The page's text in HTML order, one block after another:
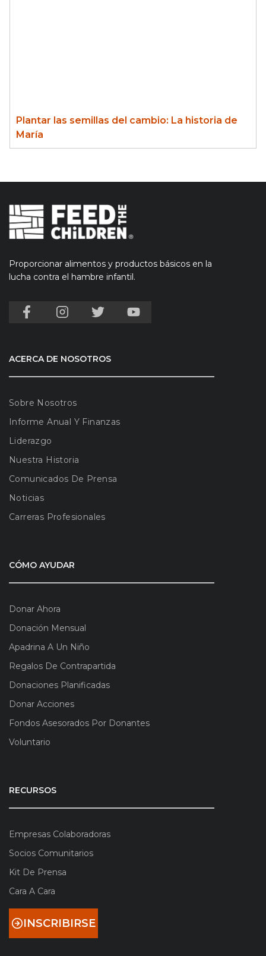
Plantar las semillas del cambio: La historia de
María
Proporcionar alimentos y productos básicos en la
lucha contra el hambre infantil.
ACERCA DE NOSOTROS
Sobre Nosotros
Informe Anual Y Finanzas
Liderazgo
Nuestra Historia
Comunicados De Prensa
Noticias
Carreras Profesionales
CÓMO AYUDAR
Donar Ahora
Donación Mensual
Apadrina A Un Niño
Regalos De Contrapartida
Donaciones Planificadas
Donar Acciones
Fondos Asesorados Por Donantes
Voluntario
RECURSOS
Empresas Colaboradoras
Socios Comunitarios
Kit De Prensa
Cara A Cara
INSCRIBIRSE